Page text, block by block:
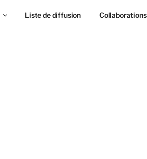
Liste de diffusion Collaborations